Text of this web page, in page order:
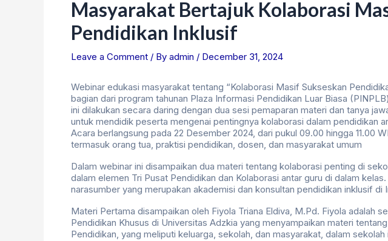
Masyarakat Bertajuk Kolaborasi
Pendidikan Inklusif
Leave a Comment / By admin / December 31, 2024
Webinar edukasi masyarakat tentang “Kolaborasi Masif Sukseskan
bagian dari program tahunan Plaza Informasi Pendidikan Luar Biasa
ini dilakukan secara daring dengan dua sesi pemaparan materi dan tanya
untuk mendidik peserta mengenai pentingnya kolaborasi dalam pendidikan
Acara berlangsung pada 22 Desember 2024, dari pukul 09.00 hingga 11.00
termasuk orang tua, praktisi pendidikan, dosen, dan masyarakat umum
Dalam webinar ini disampaikan dua materi tentang kolaborasi penting di
dalam elemen Tri Pusat Pendidikan dan Kolaborasi antar guru di dalam
narasumber yang merupakan akademisi dan konsultan pendidikan inklusif di
Materi Pertama disampaikan oleh Fiyola Triana Eldiva, M.Pd. Fiyola adalah
Pendidikan Khusus di Universitas Adzkia yang menyampaikan materi
Pendidikan, yang meliputi keluarga, sekolah, dan masyarakat, dalam